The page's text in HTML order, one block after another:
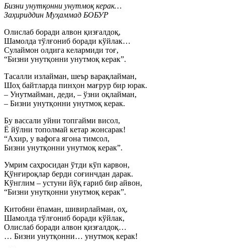
Бизни унутқонни унутмоқ керак…
Заҳириддин Муҳаммад БОБУР
Олислаб боради алвон қизғалдоқ,
Шамолда тўлғониб боради кўйлак…
Сулаймон олдига келармиди тоғ,
“Бизни унутқонни унутмоқ керак”.
Тасалли излайман, шеър варақлайман,
Шоҳ байтларда пинҳон мағрур бир юрак.
– Унутмайман, деди, – ўзни оқлайман,
– Бизни унутқонни унутмоқ керак.
Бу вассали уйни топгайми висол,
Ё йўлни тополмай кетар жонсарак!
“Ахир, у вафога ягона тимсол,
Бизни унутқонни унутмоқ керак”.
Умрим саҳросидан ўтди кўп карвон,
Қўнғироқлар берди соғинчдан дарак.
Кўнглим – устуни йўқ ғариб бир айвон,
“Бизни унутқонни унутмоқ керак”.
Китобни ёпаман, шивирлайман, оҳ,
Шамолда тўлғониб боради кўйлак,
Олислаб боради алвон қизғалдоқ…
… Бизни унутқонни… унутмоқ керак!